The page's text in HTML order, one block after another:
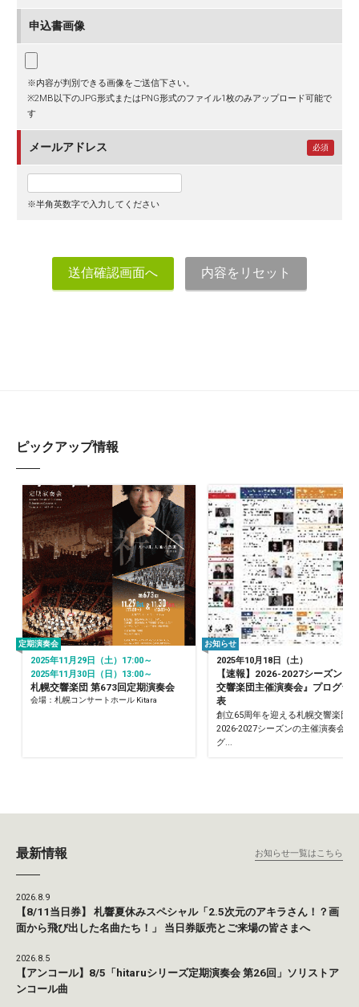
申込書画像
※内容が判別できる画像をご送信下さい。
※2MB以下のJPG形式またはPNG形式のファイル1枚のみアップロード可能で
す
メールアドレス 必須
※半角英数字で入力してください
ピックアップ情報
2025年11月29日（土）17:00～
2025年11月30日（日）13:00～
札幌交響楽団 第673回定期演奏会
会場：札幌コンサートホール Kitara
定期演奏会
2025年10月18日（土）
【速報】2026-2027シーズン『
交響楽団主催演奏会』プログラ
表
お知らせ
創立65周年を迎える札幌交響楽団の
2026-2027シーズンの主催演奏会の
グ...
最新情報 お知らせ一覧はこちら
2026.8.9
【8/11当日券】 札響夏休みスペシャル「2.5次元のアキラさん！？画
面から飛び出した名曲たち！」 当日券販売とご来場の皆さまへ
2026.8.5
【アンコール】8/5「hitaruシリーズ定期演奏会 第26回」ソリストア
ンコール曲